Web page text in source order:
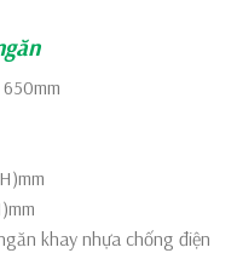
khay nhựa chống điện